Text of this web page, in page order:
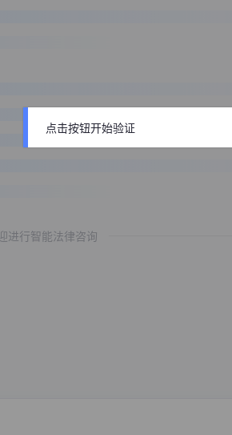
进行智能法律咨询
点击按钮开始验证